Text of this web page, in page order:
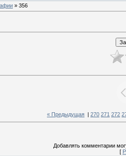
» 356
« Предыдущая 270 271 272
Добавлять комментарии
[